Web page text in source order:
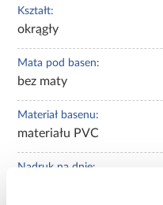
Kształt:
okrągły
Mata pod basen:
bez maty
Materiał basenu:
materiału PVC
Nadruk na dnie: